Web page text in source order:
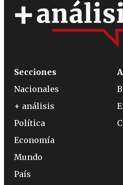
Secciones
Nacionales
+ análisis
Política
Economía
Mundo
País